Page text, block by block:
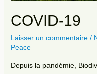
COVID-19
Laisser un commentaire /
Peace
Depuis la pandémie,